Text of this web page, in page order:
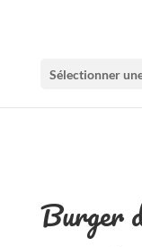
Sélectionner
Burger